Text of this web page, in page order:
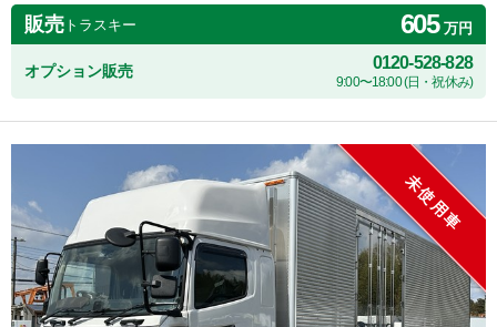
販売 トラスキー 605万円
オプション販売 0120-528-828
9:00〜18:00 (日・祝休み)
未使用車